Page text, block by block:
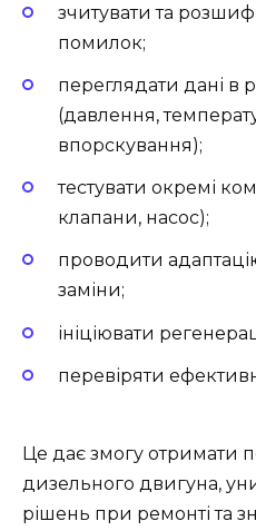
зчитувати та
помилок;
переглядати дані в
(давлення,
впорскування);
тестувати окремі
клапани, насос);
проводити
заміни;
ініціювати
перевіряти
Це дає змогу отримати
дизельного двигуна,
рішень при ремонті та